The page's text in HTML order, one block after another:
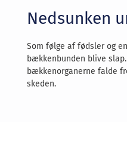
Nedsunken
Som følge af fødsler og
bækkenbunden blive
bækkenorganerne falde
skeden.